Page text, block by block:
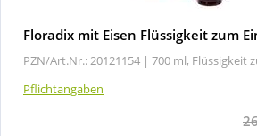
Floradix mit Eisen Flüssigkeit zum
PZN/Art.Nr.: 20121154 | 700 ml, Flüssigkeit
Pflichtangaben